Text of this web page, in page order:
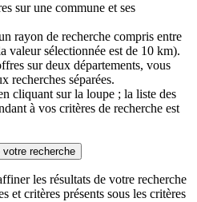
sur une commune et ses
rayon de recherche compris entre
valeur sélectionnée est de 10 km).
sur deux départements, vous
recherches séparées.
cliquant sur la loupe ; la liste des
à vos critères de recherche est
recherche
les résultats de votre recherche
et critères présents sous les critères